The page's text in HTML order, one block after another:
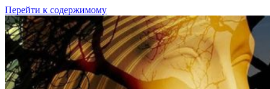
Перейти к содержимому